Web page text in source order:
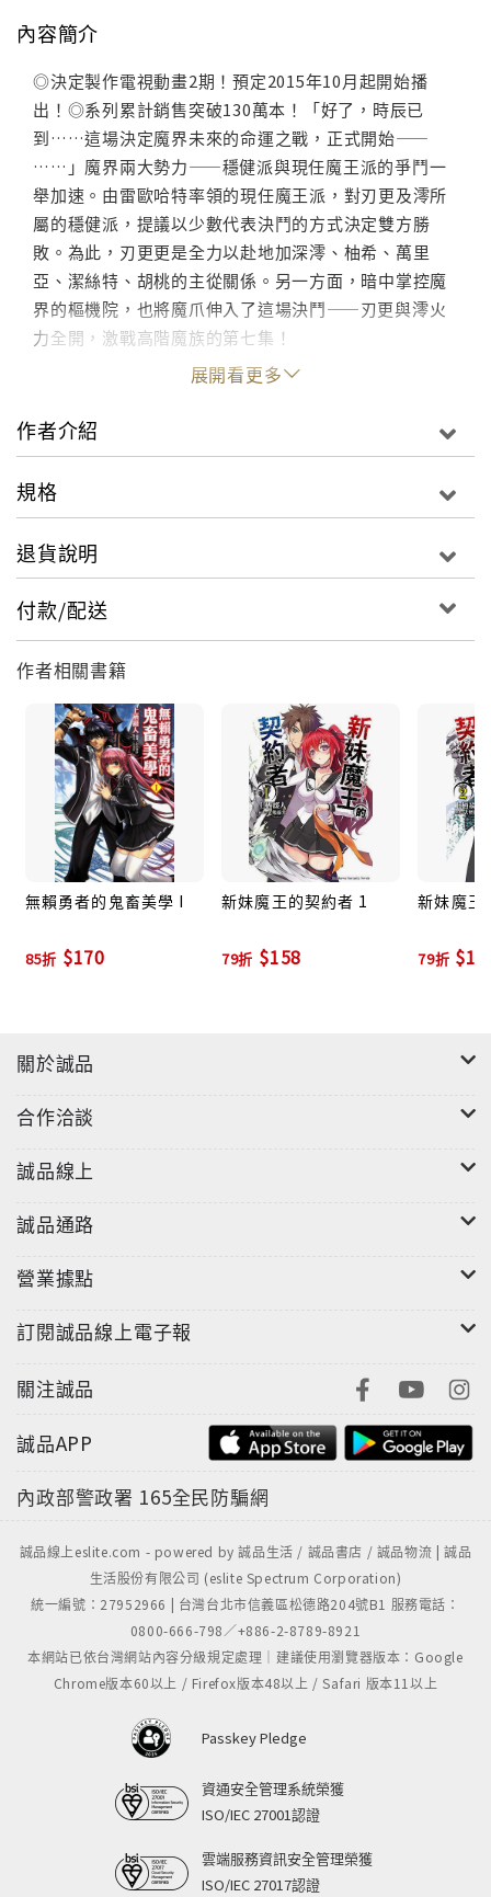
內容簡介
◎決定製作電視動畫2期！預定2015年10月起開始播
出！◎系列累計銷售突破130萬本！「好了，時辰已
到……這場決定魔界未來的命運之戰，正式開始——
……」魔界兩大勢力——穩健派與現任魔王派的爭鬥一
舉加速。由雷歐哈特率領的現任魔王派，對刃更及澪所
屬的穩健派，提議以少數代表決鬥的方式決定雙方勝
敗。為此，刃更更是全力以赴地加深澪、柚希、萬里
亞、潔絲特、胡桃的主從關係。另一方面，暗中掌控魔
界的樞機院，也將魔爪伸入了這場決鬥——刃更與澪火
力全開，激戰高階魔族的第七集！
展開看更多
作者介紹
規格
退貨說明
付款/配送
作者相關書籍
無賴勇者的鬼畜美學 I
85折 $170
新妹魔王的契約者 1
79折 $158
新妹魔王
79折
關於誠品
合作洽談
誠品線上
誠品通路
營業據點
訂閱誠品線上電子報
關注誠品
誠品APP
內政部警政署 165全民防騙網
誠品線上eslite.com - powered by 誠品生活 / 誠品書店 / 誠品物流 | 誠品
生活股份有限公司 (eslite Spectrum Corporation)
統一編號：27952966 | 台灣台北市信義區松德路204號B1 服務電話：
0800-666-798／+886-2-8789-8921
本網站已依台灣網站內容分級規定處理｜建議使用瀏覽器版本：Google
Chrome版本60以上 / Firefox版本48以上 / Safari 版本11以上
Passkey Pledge
資通安全管理系統榮獲
ISO/IEC 27001認證
雲端服務資訊安全管理榮獲
ISO/IEC 27017認證